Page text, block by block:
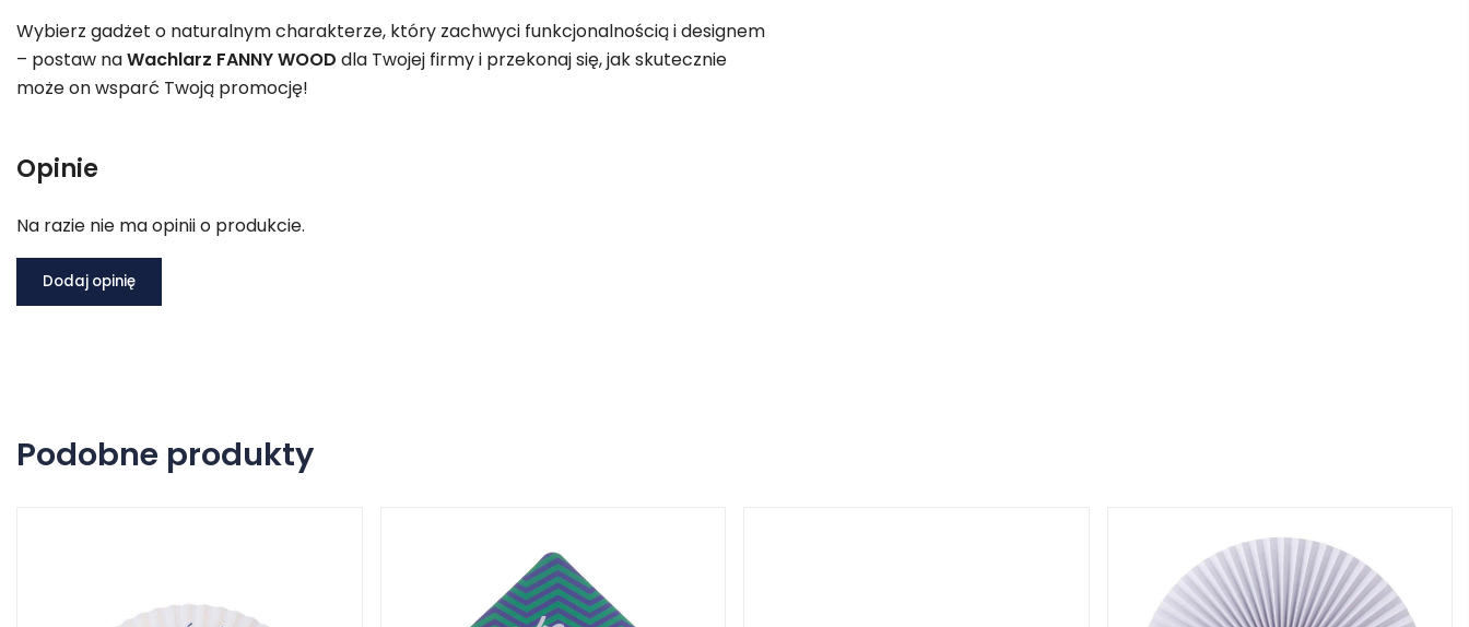
Wybierz gadżet o naturalnym charakterze, który zachwyci funkcjonalnością i designem
– postaw naWachlarz FANNY WOOD dla Twojej firmy i przekonaj się, jak skutecznie
może on wsparć Twoją promocję!
Opinie
Na razie nie ma opinii o produkcie.
Dodaj opinię
Podobne produkty